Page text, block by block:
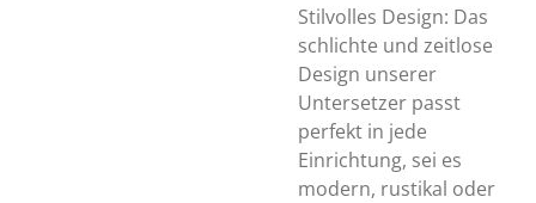
Stilvolles Design: Das
schlichte und zeitlose
Design unserer
Untersetzer passt
perfekt in jede
Einrichtung, sei es
modern, rustikal oder